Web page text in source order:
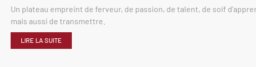
Un plateau empreint de ferveur, de passion, de talent, de soif
mais aussi de transmettre.
LIRE LA SUITE